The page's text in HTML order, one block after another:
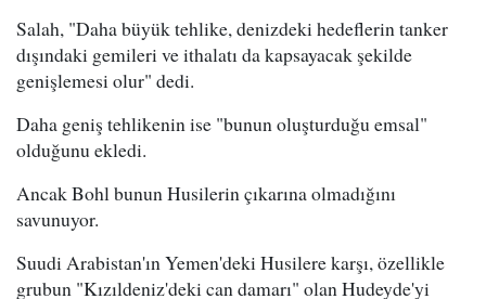
Salah, "Daha büyük tehlike, denizdeki hedeflerin tanker
dışındaki gemileri ve ithalatı da kapsayacak şekilde
genişlemesi olur" dedi.
Daha geniş tehlikenin ise "bunun oluşturduğu emsal"
olduğunu ekledi.
Ancak Bohl bunun Husilerin çıkarına olmadığını
savunuyor.
Suudi Arabistan'ın Yemen'deki Husilere karşı, özellikle
grubun "Kızıldeniz'deki can damarı" olan Hudeyde'yi